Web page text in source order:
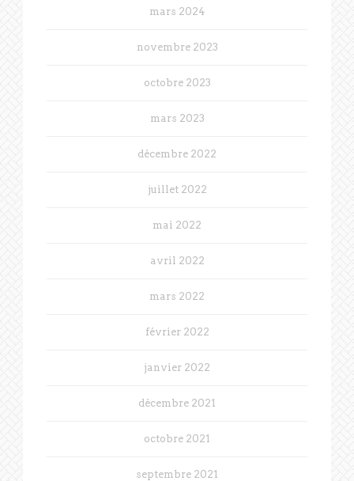
mars 2024
novembre 2023
octobre 2023
mars 2023
décembre 2022
juillet 2022
mai 2022
avril 2022
mars 2022
février 2022
janvier 2022
décembre 2021
octobre 2021
septembre 2021